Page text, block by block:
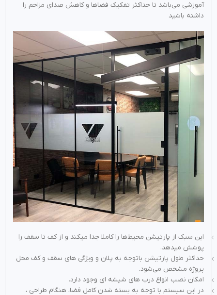
آموزشی می‌باشد تا حداکثر تفکیک فضا‌ها و کاهش صدای مزاحم را
داشته باشید
این سبک از پارتیشن محیط‌ها را کاملا جدا میکند و از کف تا سقف را
پوشش میدهد.
حداکثر طول پارتیشن باتوجه به پلان و ویژگی های سقف و کف محل
پروژه مشخص می‌شود.
امکان نصب انواع درب های شیشه ای وجود دارد.
در این سیستم با توجه به بسته شدن کامل فضا، هنگام طراحی ،